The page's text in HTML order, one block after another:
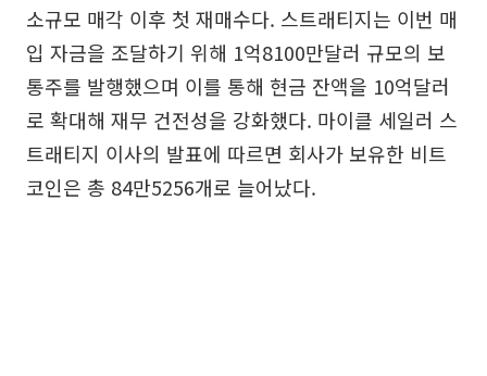
소규모 매각 이후 첫 재매수다. 스트래티지는 이번 매
입 자금을 조달하기 위해 1억8100만달러 규모의 보
통주를 발행했으며 이를 통해 현금 잔액을 10억달러
로 확대해 재무 건전성을 강화했다. 마이클 세일러 스
트래티지 이사의 발표에 따르면 회사가 보유한 비트
코인은 총 84만5256개로 늘어났다.